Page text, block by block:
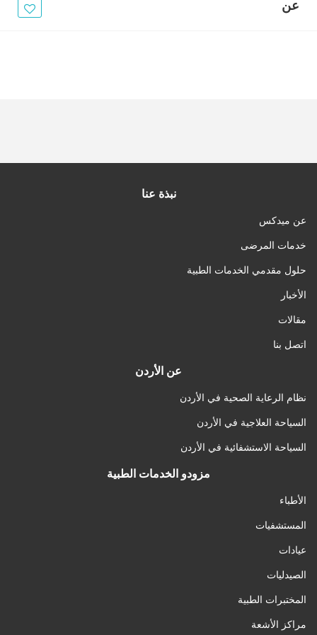
عن
نبذة عنا
عن ميدكس
خدمات المرضى
حلول مقدمي الخدمات الطبية
الأخبار
مقالات
اتصل بنا
عن الأردن
نظام الرعاية الصحية في الأردن
السياحة العلاجية في الأردن
السياحة الاستشفائية في الأردن
مزودو الخدمات الطبية
الأطباء
المستشفيات
عيادات
الصيدليات
المختبرات الطبية
مراكز الأشعة